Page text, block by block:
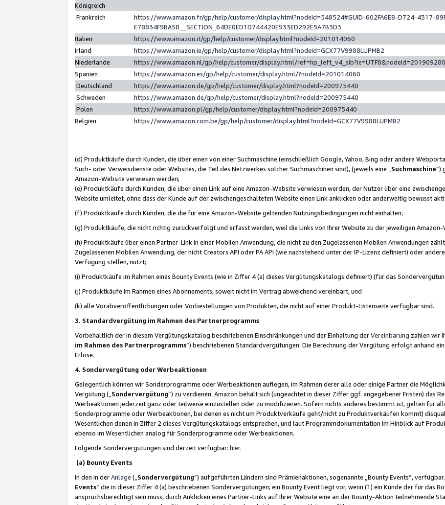
Königreich
Frankreich
https://www.amazon.fr/gp/help/customer/display.html?nodeId=548524#GUID-602FA6E8-D724-4317-
E78834F9BA58__SECTION_64DE0ED1D744420E933ED292E5A7B3D3
Italien
https://www.amazon.it/gp/help/customer/display.html?nodeId=201014060
Irland
https://www.amazon.ie/gp/help/customer/display.html?nodeId=GCX77V9988LUPMB2
Niederlande
https://www.amazon.nl/gp/help/customer/display.html/ref=hp_left_v4_sib?ie=UTF8&nodeId=201909280
Spanien
https://www.amazon.es/gp/help/customer/display.html/?nodeId=201014060
Deutschland
https://www.amazon.de/gp/help/customer/display.html?nodeId=200975440
Schweden
https://www.amazon.de/gp/help/customer/display.html?nodeId=200975440
Polen
https://www.amazon.pl/gp/help/customer/display.html?nodeId=200975440
Belgien
https://www.amazon.com.be/gp/help/customer/display.html?nodeId=GCX77V9988LUPMB2
(d) Produktkäufe durch Kunden, die über einen von einer Suchmaschine (einschließlich Google, Yahoo, Bing oder andere
Such- oder Verweisdienste oder Websites, die Teil des Netzwerkes solcher Suchmaschinen sind), (jeweils eine „ Suchmaschine“)
Amazon-Website verwiesen werden;
(e) Produktkäufe durch Kunden, die über einen Link auf eine Amazon-Website verwiesen werden, der Nutzer über eine
Website umleitet, ohne dass der Kunde auf der zwischengeschalteten Website einen Link anklicken oder anderweitig bewusst
(f) Produktkäufe durch Kunden, die die für eine Amazon-Website geltenden Nutzungsbedingungen nicht einhalten;
(g) Produktkäufe, die nicht richtig zurückverfolgt und erfasst werden, weil die Links von Ihrer Website zu der jeweiligen
(h) Produktkäufe über einen Partner-Link in einer Mobilen Anwendung, die nicht zu den Zugelassenen Mobilen Anwendungen
Zugelassenen Mobilen Anwendung, der nicht Creators API oder PA API (wie nachstehend unter der IP-Lizenz definiert) oder
Verfügung stellen, nutzt;
(i) Produktkäufe im Rahmen eines Bounty Events (wie in Ziffer 4 (a) dieses Vergütungskatalogs definiert) (für das
(j) Produktkäufe im Rahmen eines Abonnements, soweit nicht im Vertrag abweichend vereinbart, und
(k) alle Vorabveröffentlichungen oder Vorbestellungen von Produkten, die nicht auf einer Produkt-Listenseite verfügbar sind.
3. Standardvergütung im Rahmen des Partnerprogramms
Vorbehaltlich der in diesem Vergütungskatalog beschriebenen Einschränkungen und der Einhaltung derVereinbarung zahlen wir
im Rahmen des Partnerprogramms“) beschriebenen Standardvergütungen. Die Berechnung der Vergütung erfolgt anhand
Erlöse.
4. Sondervergütung oder Werbeaktionen
Gelegentlich können wir Sonderprogramme oder Werbeaktionen auflegen, im Rahmen derer alle oder einige Partner die
Vergütung („ Sondervergütung”) zu verdienen. Amazon behält sich (ungeachtet in dieser Ziffer ggf. angegebener Fristen) das
Werbeaktionen jederzeit ganz oder teilweise einzustellen oder zu modifizieren. Sofern nichts anderes bestimmt ist, gelten für
Sonderprogramme oder Werbeaktionen, bei denen es nicht um Produktverkäufe geht/nicht zu Produktverkäufen kommt)
Wesentlichen denen in Ziffer 2 dieses Vergütungskatalogs entsprechen, und laut Programmdokumentation im Hinblick auf
ebenso im Wesentlichen analog für Sonderprogramme oder Werbeaktionen.
Folgende Sondervergütungen sind derzeit verfügbar: hier.
(a) Bounty Events
In den in derAnlage („ Sondervergütung“) aufgeführten Ländern sind Prämienaktionen, sogenannte „Bounty Events“, verfügbar.
Events“ die in dieser Ziffer 4 (a) beschriebenen Sondervergütungen; ein Bounty Event liegt vor, wenn (1) ein Kunde der für das
anspruchsberechtigt sein muss, durch Anklicken eines Partner-Links auf Ihrer Website eine an der Bounty-Aktion teilnehmende